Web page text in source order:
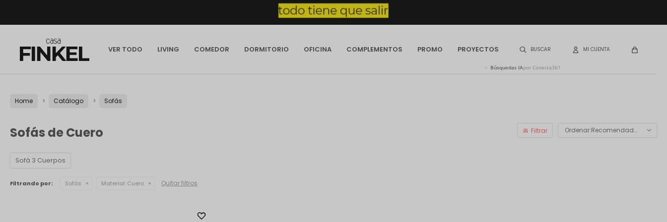
VER TODO LIVING COMEDOR DORMITORIO OFICINA COMPLEMENTOS PROMO PROYECTOS
Búsquedas IApor Conecta361
Home Catálogo Sofás
Sofás de Cuero Recomendados
Sofá 3 Cuerpos
Filtrando por: Sofás Material: Cuero Quitar filtros